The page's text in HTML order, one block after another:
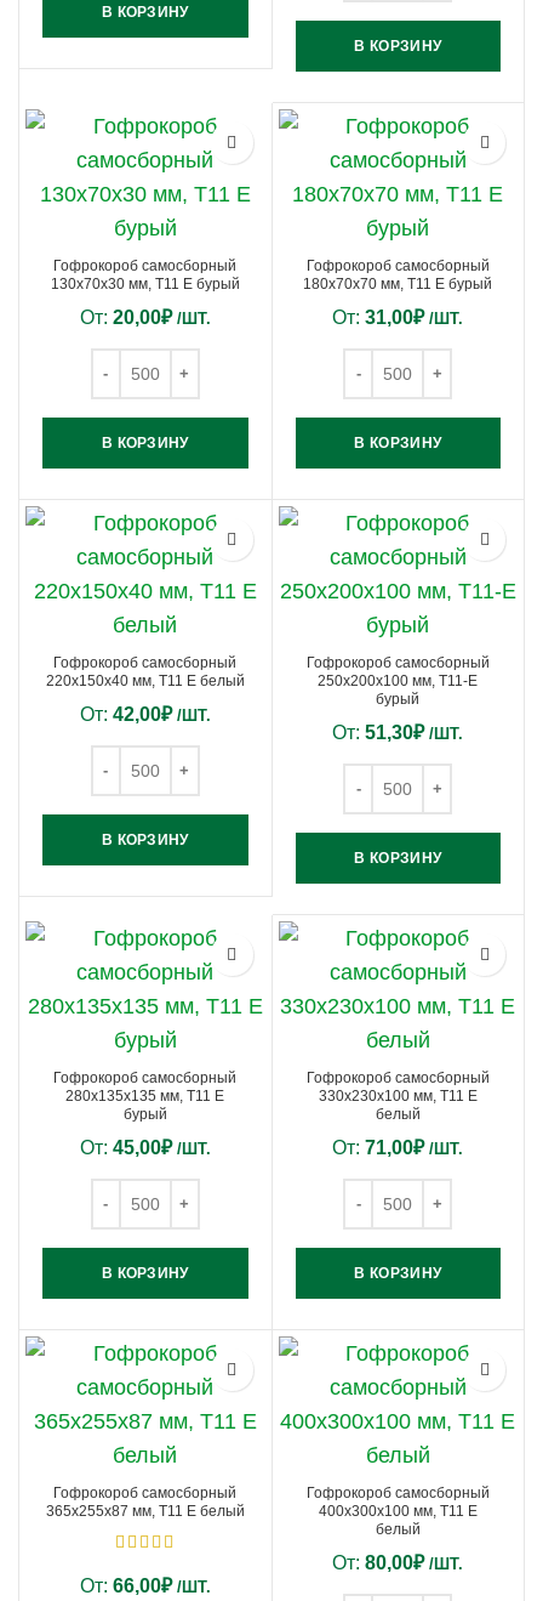
В КОРЗИНУ
В КОРЗИНУ
Гофрокороб самосборный
130х70х30 мм, Т11 E бурый
От: 20,00₽ /ШТ.
В КОРЗИНУ
Гофрокороб самосборный
180х70х70 мм, Т11 E бурый
От:31,00₽ /ШТ.
В КОРЗИНУ
Гофрокороб самосборный
220х150х40 мм, Т11 E белый
От: 42,00₽ /ШТ.
В КОРЗИНУ
Гофрокороб самосборный
250х200х100 мм, Т11-E
бурый
От:51,30₽ /ШТ.
В КОРЗИНУ
Гофрокороб самосборный
280х135х135 мм, Т11 E
бурый
От: 45,00₽ /ШТ.
В КОРЗИНУ
Гофрокороб самосборный
330х230х100 мм, Т11 E
белый
От:71,00₽ /ШТ.
В КОРЗИНУ
Гофрокороб самосборный
365х255х87 мм, Т11 E белый
От: 66,00₽ /ШТ.
Гофрокороб самосборный
400х300х100 мм, Т11 E
белый
От:80,00₽ /ШТ.